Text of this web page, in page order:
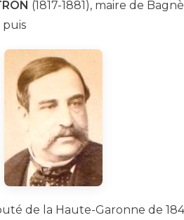
(1817-1881), maire de
puis
de la Haute-Garonne de